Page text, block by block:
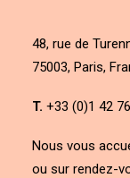
48, rue de
75003, Paris,
T. +33 (0)1 42
Nous vous
ou sur rendez-